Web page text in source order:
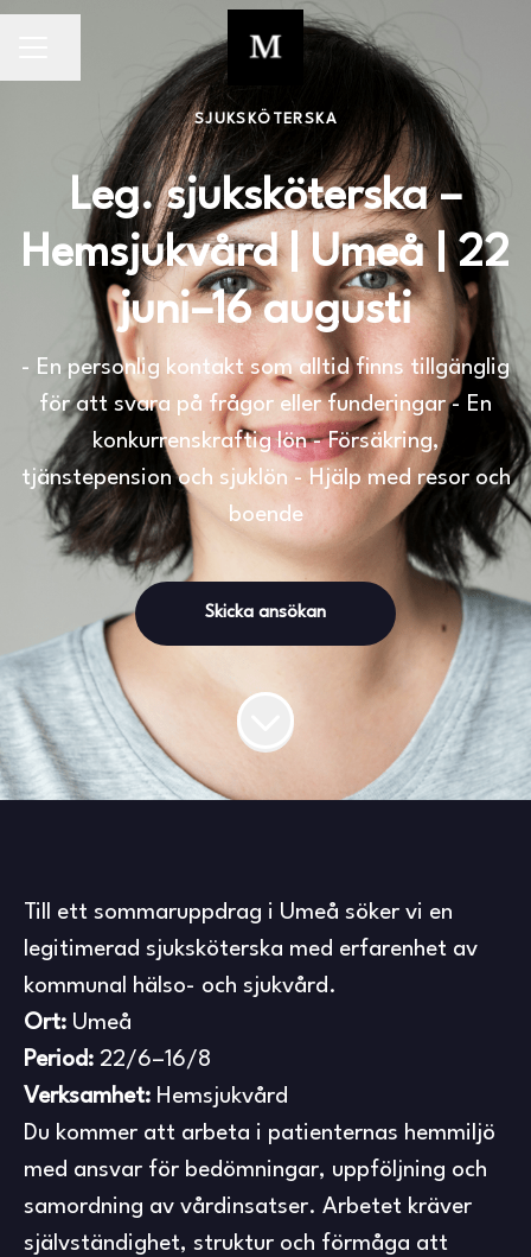
SJUKSKÖTERSKA
Leg. sjuksköterska –
Hemsjukvård | Umeå | 22
juni–16 augusti
- En personlig kontakt som alltid finns tillgänglig
för att svara på frågor eller funderingar - En
konkurrenskraftig lön - Försäkring,
tjänstepension och sjuklön - Hjälp med resor och
boende
Skicka ansökan
Till ett sommaruppdrag i Umeå söker vi en
legitimerad sjuksköterska med erfarenhet av
kommunal hälso- och sjukvård.
Ort: Umeå
Period: 22/6–16/8
Verksamhet: Hemsjukvård
Du kommer att arbeta i patienternas hemmiljö
med ansvar för bedömningar, uppföljning och
samordning av vårdinsatser. Arbetet kräver
självständighet, struktur och förmåga att